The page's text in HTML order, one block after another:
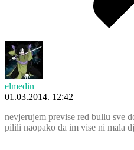
elmedin
01.03.2014. 12:42
nevjerujem previse red bullu sve
pilili naopako da im vise ni mala